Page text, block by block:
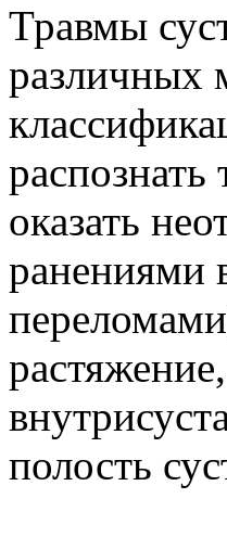
Травмы
различных
оказать
ранениями
полость